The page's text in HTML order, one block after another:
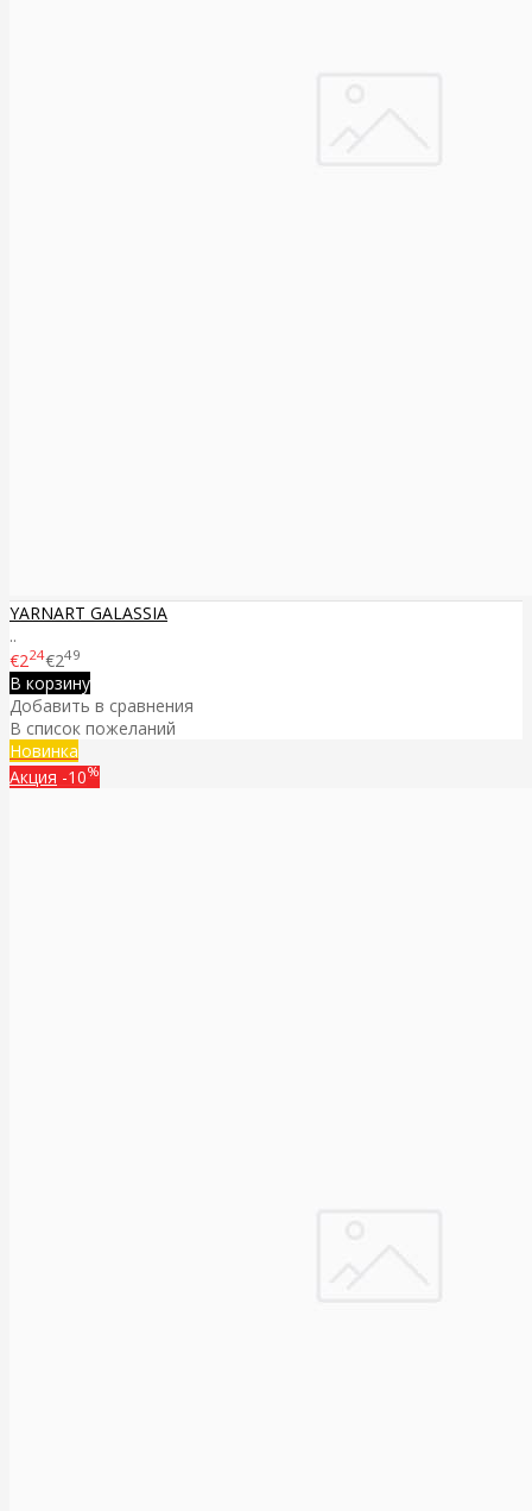
YARNART GALASSIA
..
€224€249
В корзину
Добавить в сравнения
В список пожеланий
Новинка
Акция -10%